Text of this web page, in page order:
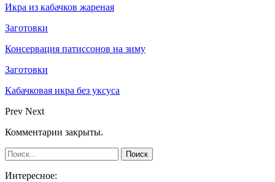
Икра из кабачков жареная
Заготовки
Консервация патиссонов на зиму
Заготовки
Кабачковая икра без уксуса
Prev Next
Комментарии закрыты.
Интересное: